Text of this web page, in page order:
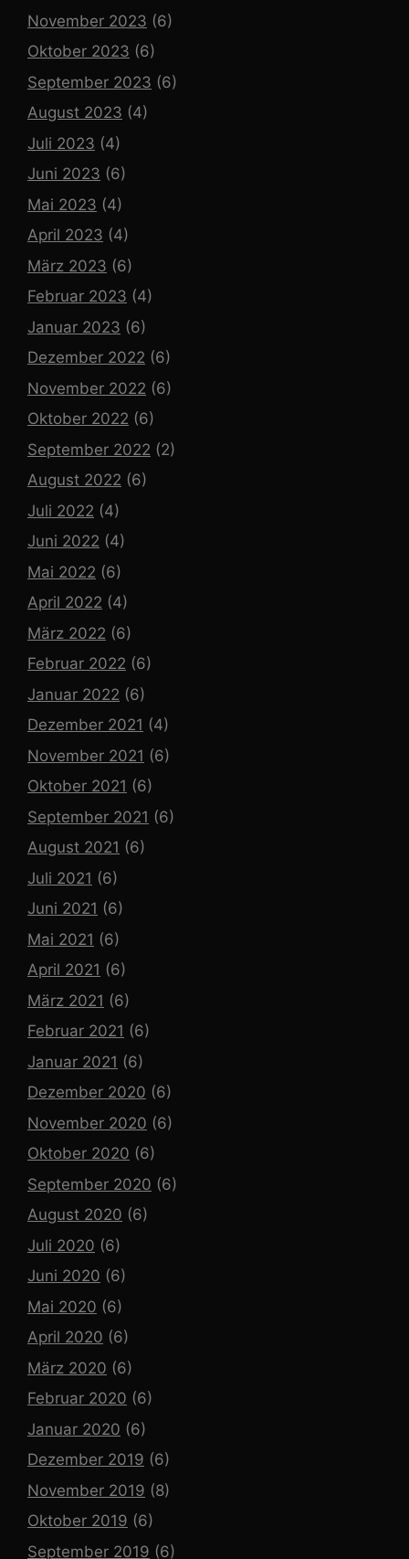
November 2023 (6)
Oktober 2023 (6)
September 2023 (6)
August 2023 (4)
Juli 2023 (4)
Juni 2023 (6)
Mai 2023 (4)
April 2023 (4)
März 2023 (6)
Februar 2023 (4)
Januar 2023 (6)
Dezember 2022 (6)
November 2022 (6)
Oktober 2022 (6)
September 2022 (2)
August 2022 (6)
Juli 2022 (4)
Juni 2022 (4)
Mai 2022 (6)
April 2022 (4)
März 2022 (6)
Februar 2022 (6)
Januar 2022 (6)
Dezember 2021 (4)
November 2021 (6)
Oktober 2021 (6)
September 2021 (6)
August 2021 (6)
Juli 2021 (6)
Juni 2021 (6)
Mai 2021 (6)
April 2021 (6)
März 2021 (6)
Februar 2021 (6)
Januar 2021 (6)
Dezember 2020 (6)
November 2020 (6)
Oktober 2020 (6)
September 2020 (6)
August 2020 (6)
Juli 2020 (6)
Juni 2020 (6)
Mai 2020 (6)
April 2020 (6)
März 2020 (6)
Februar 2020 (6)
Januar 2020 (6)
Dezember 2019 (6)
November 2019 (8)
Oktober 2019 (6)
September 2019 (6)